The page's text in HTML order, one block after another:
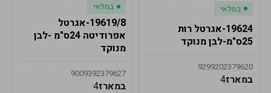
במלאי
19624-אגרטל רות
25ס"מ-לבן מנוקד
9299202379620
במארז4
במלאי
19619/8-אגרטל
אפרודיטה 24ס"מ -לבן
מנוקד
9009392379627
במארז4